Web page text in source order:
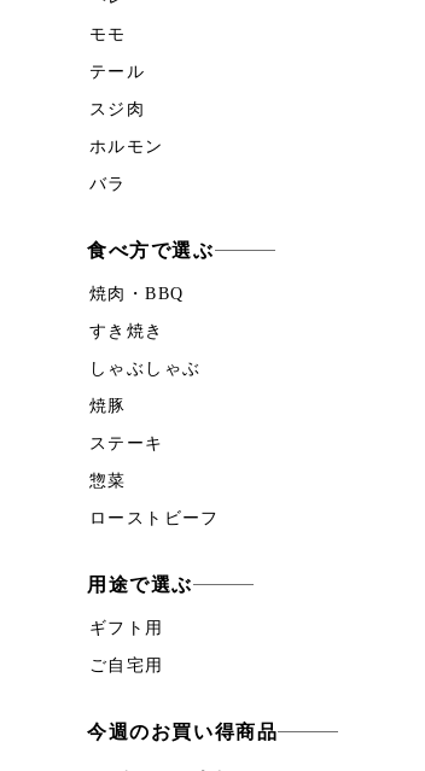
モモ
テール
スジ肉
ホルモン
バラ
食べ方で選ぶ
焼肉・BBQ
すき焼き
しゃぶしゃぶ
焼豚
ステーキ
惣菜
ローストビーフ
用途で選ぶ
ギフト用
ご自宅用
今週のお買い得商品